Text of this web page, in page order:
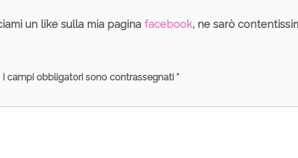
un like sulla mia pagina facebook, ne sarò
I campi obbligatori sono contrassegnati *